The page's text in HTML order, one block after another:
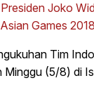
Presiden Joko
Asian Games 2018
Tim
Minggu (5/8) di